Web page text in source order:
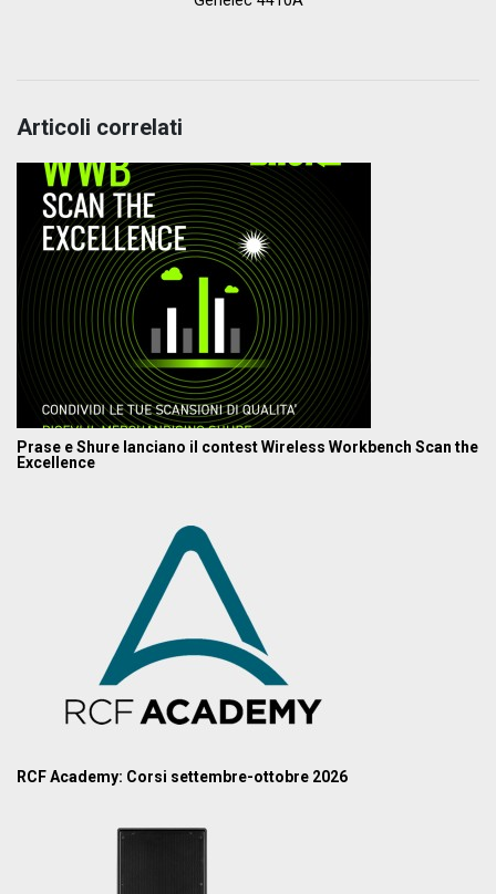
Articoli correlati
Prase e Shure lanciano il contest Wireless Workbench Scan the
Excellence
RCF Academy: Corsi settembre-ottobre 2026